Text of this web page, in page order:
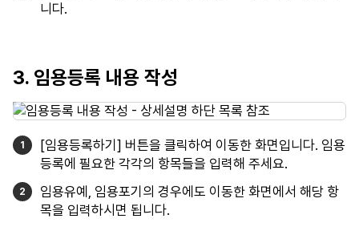
니다.
3. 임용등록 내용 작성
[임용등록하기] 버튼을 클릭하여 이동한 화면입니다. 임용
등록에 필요한 각각의 항목들을 입력해 주세요.
임용유예, 임용포기의 경우에도 이동한 화면에서 해당 항
목을 입력하시면 됩니다.